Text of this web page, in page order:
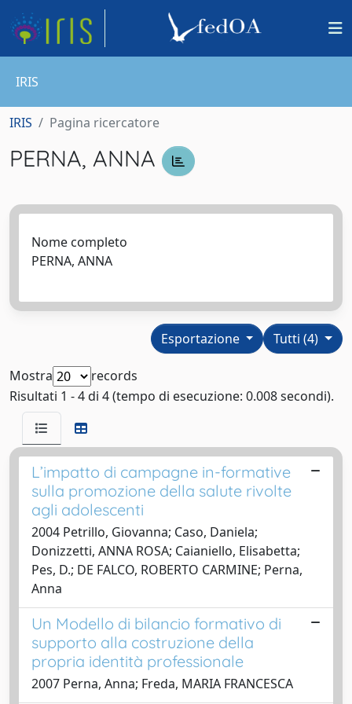
IRIS
IRIS Pagina ricercatore
PERNA, ANNA
Nome completo
PERNA, ANNA
Tutti (4)
Esportazione
Mostra
records
Risultati 1 - 4 di 4 (tempo di esecuzione: 0.008 secondi).
L’impatto di campagne in-formative
sulla promozione della salute rivolte
agli adolescenti
2004 Petrillo, Giovanna; Caso, Daniela;
Donizzetti, ANNA ROSA; Caianiello, Elisabetta;
Pes, D.; DE FALCO, ROBERTO CARMINE; Perna,
Anna
Un Modello di bilancio formativo di
supporto alla costruzione della
propria identità professionale
2007 Perna, Anna; Freda, MARIA FRANCESCA